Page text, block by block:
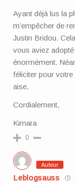
Ayant déjà lus la
m’empêcher de
Justin Bridou.
vous aviez
énormément.
féliciter pour
aise.
Cordialement,
Kimara
0
Auteur
Leblogsauss